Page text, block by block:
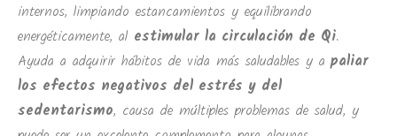
internos, limpiando estancamientos y equilibrando
energéticamente, al estimular la circulación de Qi.
Ayuda a adquirir hábitos de vida más saludables y a paliar
los efectos negativos del estrés y del
sedentarismo, causa de múltiples problemas de salud, y